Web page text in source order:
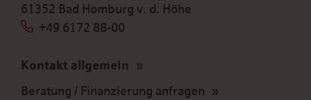
61352 Bad Homburg v. d. Höhe
+49 6172 88-00
Kontakt allgemein
Beratung / Finanzierung anfragen